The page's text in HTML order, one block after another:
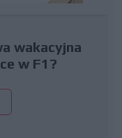
wakacyjna
w F1?